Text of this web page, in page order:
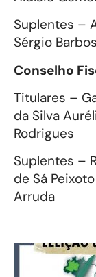
Suplentes –
Sérgio
Conselho
Titulares –
da Silva
Rodrigues
Suplentes –
de Sá
Arruda